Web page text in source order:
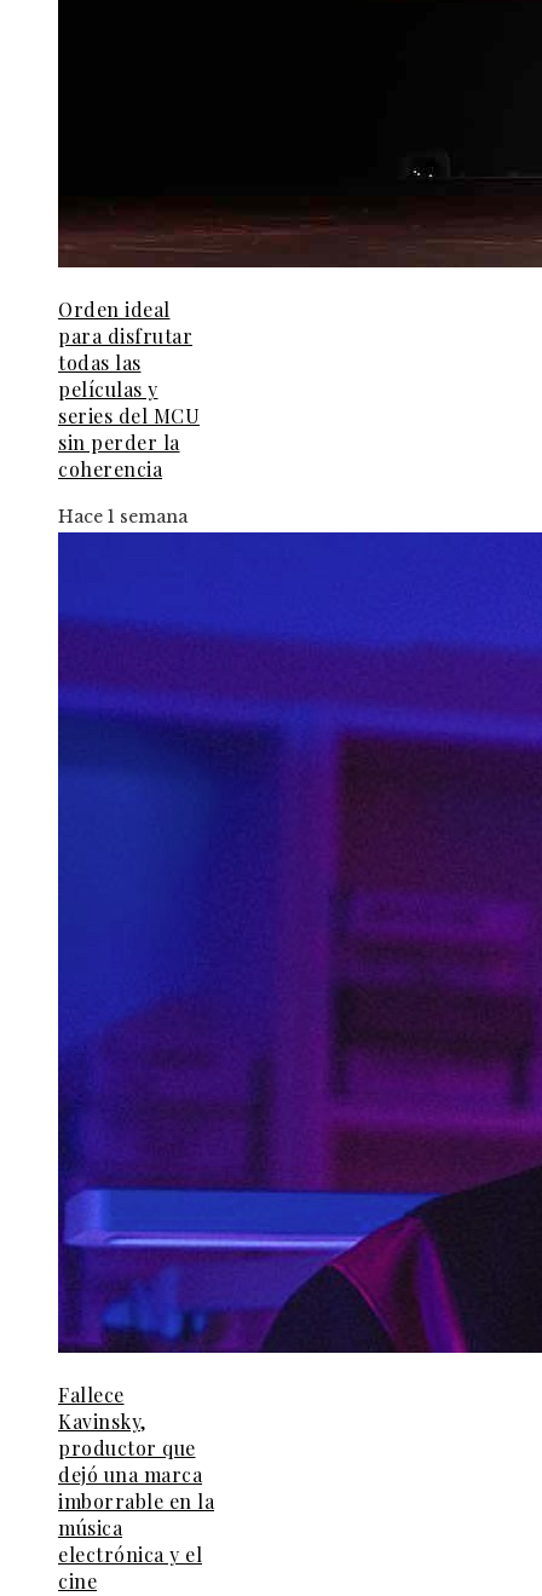
Orden ideal
para disfrutar
todas las
películas y
series del MCU
sin perder la
coherencia
Hace 1 semana
Fallece
Kavinsky,
productor que
dejó una marca
imborrable en la
música
electrónica y el
cine